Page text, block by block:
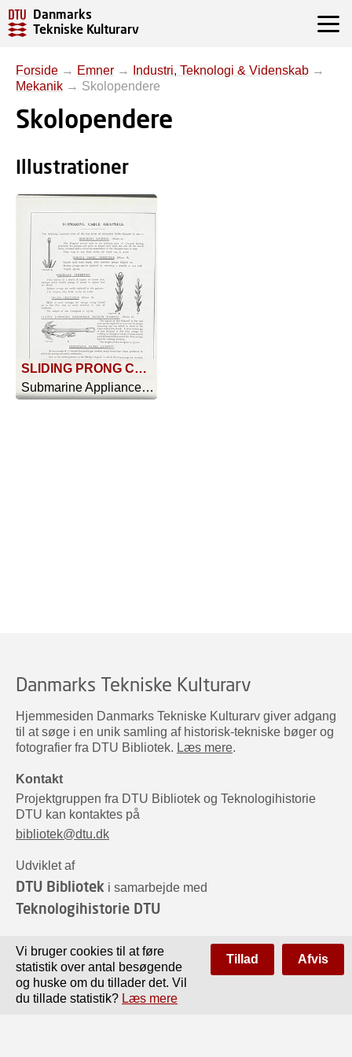
Danmarks
Tekniske Kulturarv
Forside → Emner → Industri, Teknologi & Videnskab →
Mekanik → Skolopendere
Skolopendere
Illustrationer
SLIDING PRONG CENTIPEDE (Photo B); COLE'S CENTIPEDE (Photo D)
Submarine Appliances And Their Uses - 1911
Danmarks Tekniske Kulturarv
Hjemmesiden Danmarks Tekniske Kulturarv giver adgang
til at søge i en unik samling af historisk-tekniske bøger og
fotografier fra DTU Bibliotek. Læs mere.
Kontakt
Projektgruppen fra DTU Bibliotek og Teknologihistorie
DTU kan kontaktes på
bibliotek@dtu.dk
Udviklet af
DTU Bibliotek i samarbejde med
Teknologihistorie DTU
Vi bruger cookies til at føre
statistik over antal besøgende
og huske om du tillader det. Vil
du tillade statistik? Læs mere
Tillad Afvis